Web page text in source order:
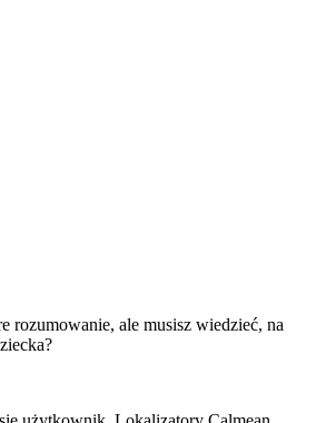
rozumowanie, ale musisz wiedzieć, na